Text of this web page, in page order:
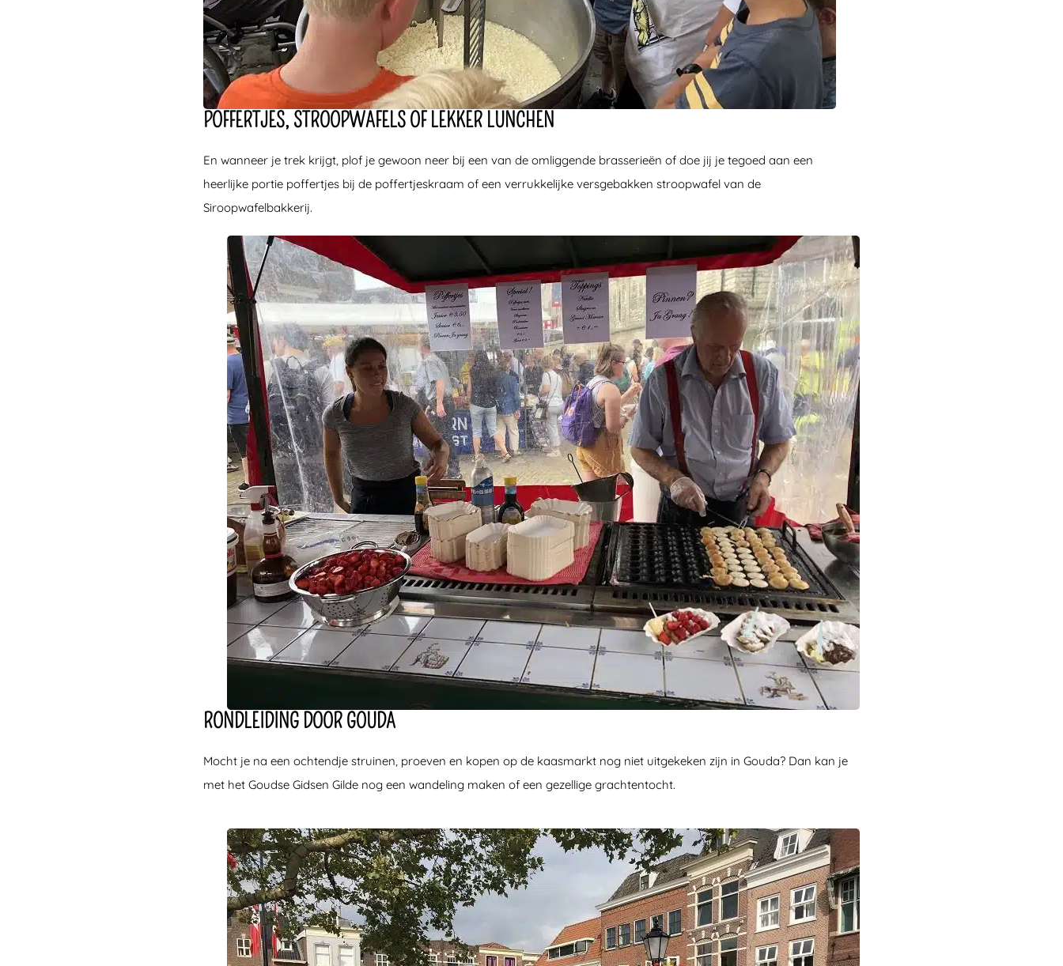
POFFERTJES, STROOPWAFELS OF LEKKER LUNCHEN
En wanneer je trek krijgt, plof je gewoon neer bij een van de omliggende brasserieën of doe jij je tegoed aan een
heerlijke portie poffertjes bij de poffertjeskraam of een verrukkelijke versgebakken stroopwafel van de
Siroopwafelbakkerij.
RONDLEIDING DOOR GOUDA
Mocht je na een ochtendje struinen, proeven en kopen op de kaasmarkt nog niet uitgekeken zijn in Gouda? Dan kan je
met het Goudse Gidsen Gilde nog een wandeling maken of een gezellige grachtentocht.